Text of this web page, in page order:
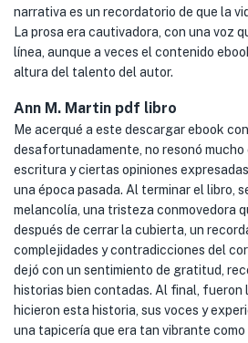
narrativa es un recordatorio de que la
La prosa era cautivadora, con una voz
línea, aunque a veces el contenido
altura del talento del autor.
Ann M. Martin pdf libro
Me acerqué a este descargar ebook
desafortunadamente, no resonó mucho
escritura y ciertas opiniones
una época pasada. Al terminar el libro,
melancolía, una tristeza conmovedora
después de cerrar la cubierta, un
complejidades y contradicciones del
dejó con un sentimiento de gratitud,
historias bien contadas. Al final, fueron
hicieron esta historia, sus voces y
una tapicería que era tan vibrante